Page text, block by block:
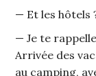
— Et les hôtels
— Je te
Arrivée des
au camping,